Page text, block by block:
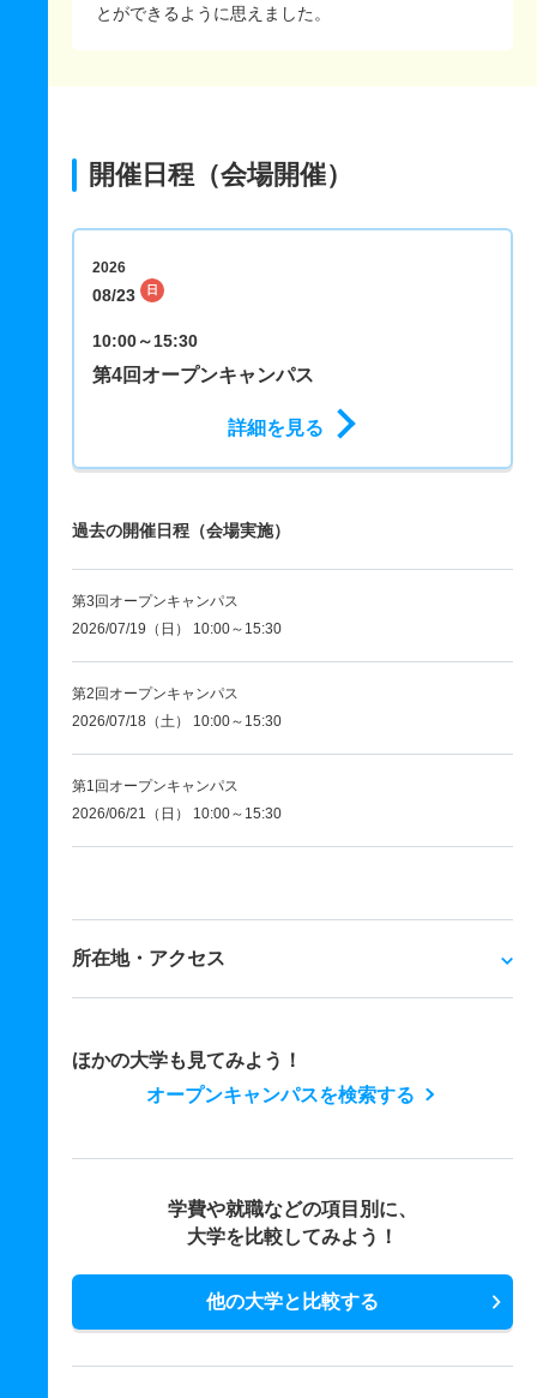
とができるように思えました。
開催日程（会場開催）
2026
08/23 日
10:00～15:30
第4回オープンキャンパス
詳細を見る
過去の開催日程（会場実施）
第3回オープンキャンパス
2026/07/19（日） 10:00～15:30
第2回オープンキャンパス
2026/07/18（土） 10:00～15:30
第1回オープンキャンパス
2026/06/21（日） 10:00～15:30
所在地・アクセス
ほかの大学も見てみよう！
オープンキャンパスを検索する
学費や就職などの項目別に、
大学を比較してみよう！
他の大学と比較する